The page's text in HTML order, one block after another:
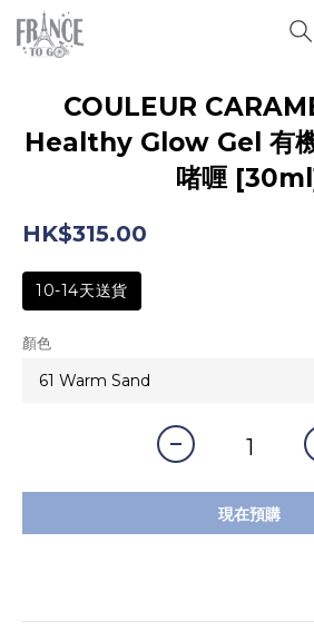
COULEUR
Healthy Glow Gel 有
啫喱
HK$315.00
10-14天送貨
顏色
現在預購